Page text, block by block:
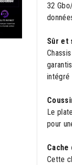
32
Sûr et
intégré
Le
pour
Cache
Cette